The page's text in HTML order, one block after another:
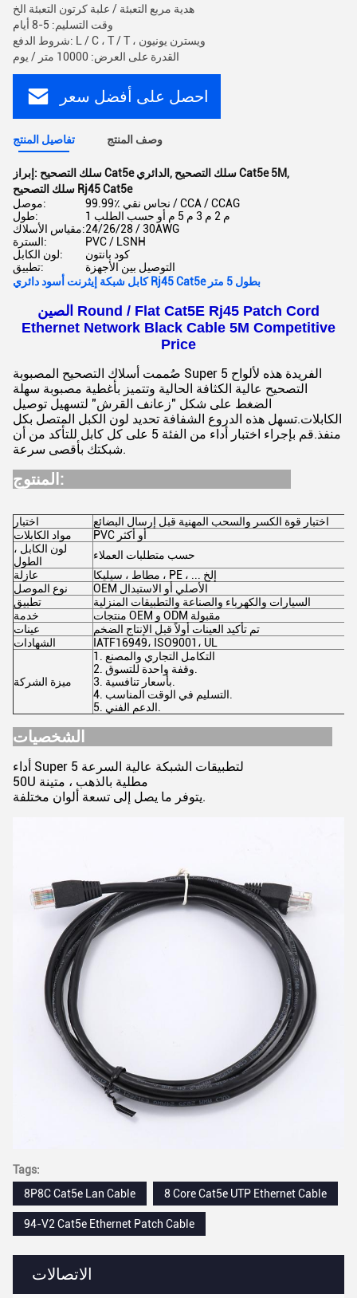
الاتصالات
هدية مربع التعبئة / علبة كرتون التعبئة الخ
وقت التسليم: 5-8 أيام
شروط الدفع: L / C ، T / T ، ويسترن يونيون
القدرة على العرض: 10000 متر / يوم
احصل على أفضل سعر
تفاصيل المنتج وصف المنتج
إبراز: سلك التصحيح Cat5e الدائري , سلك التصحيح Cat5e 5M,
سلك التصحيح Rj45 Cat5e
موصل:
99.99٪ نحاس نقي / CCA / CCAG
طول:
1 م 2 م 3 م 5 م أو حسب الطلب
مقياس الأسلاك:24/26/28 / 30AWG
السترة:
PVC / LSNH
لون الكابل:
كود بانتون
تطبيق:
التوصيل بين الأجهزة
كابل شبكة إيثرنت أسود دائري Rj45 Cat5e بطول 5 متر
الصين Round / Flat Cat5E Rj45 Patch Cord
Ethernet Network Black Cable 5M Competitive
Price
صُممت أسلاك التصحيح المصبوبة Super 5 الفريدة هذه لألواح
التصحيح عالية الكثافة الحالية وتتميز بأغطية مصبوبة سهلة
الضغط على شكل "زعانف القرش" لتسهيل توصيل
الكابلات.تسهل هذه الدروع الشفافة تحديد لون الكبل المتصل بكل
منفذ.قم بإجراء اختبار أداء من الفئة 5 على كل كابل للتأكد من أن
شبكتك بأقصى سرعة.
المنتوج:
اختبار
اختبار قوة الكسر والسحب المهنية قبل إرسال البضائع
مواد الكابلات
PVC أو أكثر
لون الكابل ،
الطول
حسب متطلبات العملاء
عازلة
مطاط ، سيليكا ، PE ، ... إلخ
نوع الموصل
OEM الأصلي أو الاستبدال
تطبيق
السيارات والكهرباء والصناعة والتطبيقات المنزلية
خدمة
منتجات OEM و ODM مقبولة
عينات
تم تأكيد العينات أولاً قبل الإنتاج الضخم
الشهادات
IATF16949، ISO9001، UL
ميزة الشركة
1. التكامل التجاري والمصنع
2. وقفة واحدة للتسوق.
3. بأسعار تنافسية.
4. التسليم في الوقت المناسب.
5. الدعم الفني.
أداء Super 5 لتطبيقات الشبكة عالية السرعة
50U مطلية بالذهب ، متينة
يتوفر ما يصل إلى تسعة ألوان مختلفة.
Tags:
8P8C Cat5e Lan Cable
8 Core Cat5e UTP Ethernet Cable
94-V2 Cat5e Ethernet Patch Cable